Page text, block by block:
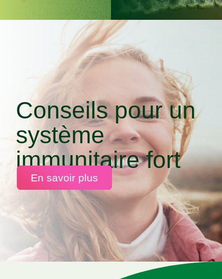
Conseils pour un
système
immunitaire fort
En savoir plus